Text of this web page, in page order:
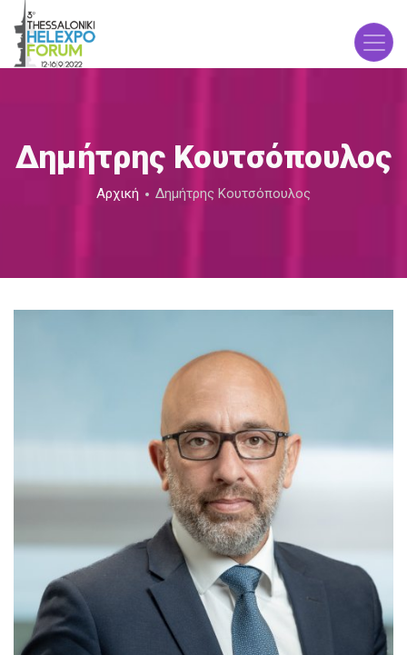
Παράκαμψη
προς
Δημήτρης Κουτσόπουλος
Breadcrumb
Αρχική Δημήτρης Κουτσόπουλος